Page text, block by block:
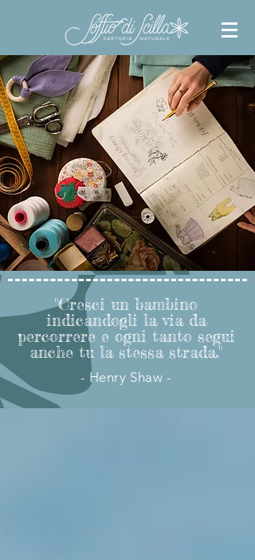
"Cresci un bambino
indicandogli la via da
percorrere e ogni tanto segui
anche tu la stessa strada."
- Henry Shaw -